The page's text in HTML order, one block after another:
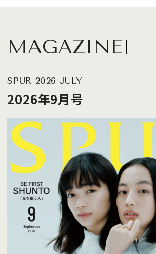
MAGAZINE
SPUR 2026 JULY
2026年9月号